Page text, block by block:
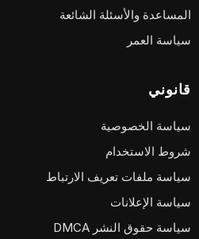
المساعدة والأسئلة الشائعة
سياسة العمر
قانوني
سياسة الخصوصية
شروط الاستخدام
سياسة ملفات تعريف الارتباط
سياسة الإعلانات
سياسة حقوق النشر DMCA